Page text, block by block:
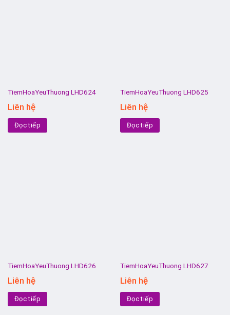
TiemHoaYeuThuong LHD624
Liên hệ
Đọc tiếp
TiemHoaYeuThuong LHD625
Liên hệ
Đọc tiếp
TiemHoaYeuThuong LHD626
Liên hệ
Đọc tiếp
TiemHoaYeuThuong LHD627
Liên hệ
Đọc tiếp